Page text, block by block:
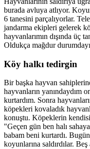
burada avluya atlıyor.
6 tanesini parçalıyorlar.
jandarma ekipleri gelerek
hayvanlarımın dışında üç
Oldukça mağdur
Köy halkı tedirgin
Bir başka hayvan
hayvanların yanındaydım
kurtardım. Sonra
köpekleri kovaladık
konuştu. Köpeklerin
"Geçen gün ben halı
babam beni kurtardı.
koyunlarına saldırdılar.